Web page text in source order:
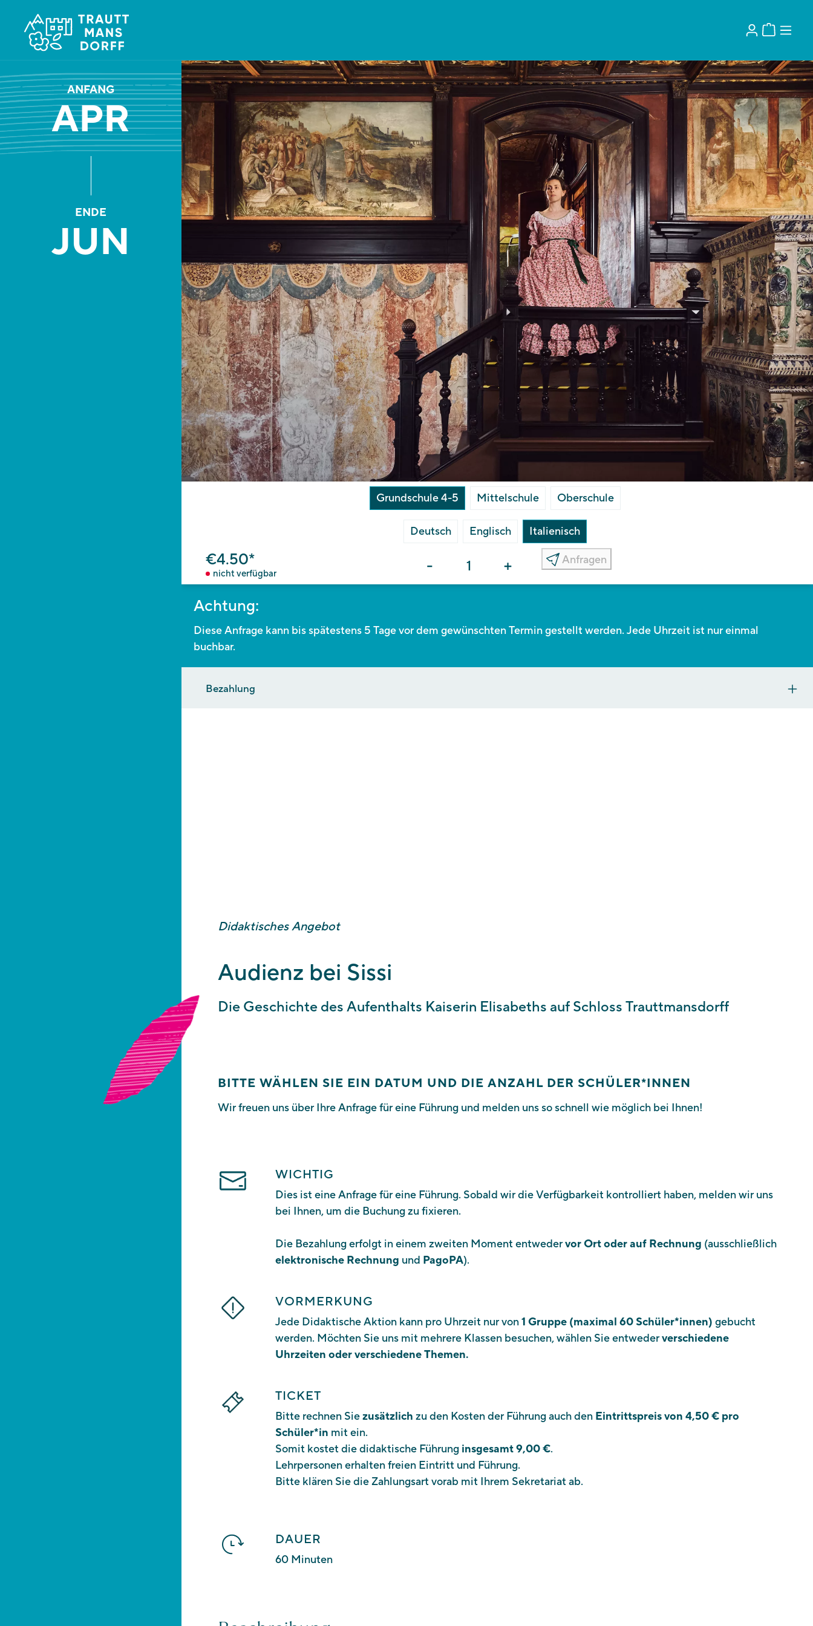
ANFANG
APR
ENDE
JUN
Didaktisches Angebot
Audienz bei Sissi
Die Geschichte des Aufenthalts Kaiserin Elisabeths auf Schloss Trauttmansdorff
BITTE WÄHLEN SIE EIN DATUM UND DIE ANZAHL DER SCHÜLER*INNEN
Wir freuen uns über Ihre Anfrage für eine Führung und melden uns so schnell wie möglich bei Ihnen!
WICHTIG
Dies ist eine Anfrage für eine Führung. Sobald wir die Verfügbarkeit kontrolliert haben, melden wir uns
bei Ihnen, um die Buchung zu fixieren.
Die Bezahlung erfolgt in einem zweiten Moment entwedervor Ort oder auf Rechnung (ausschließlich
elektronische Rechnung und PagoPA).
VORMERKUNG
Jede Didaktische Aktion kann pro Uhrzeit nur von1 Gruppe (maximal 60 Schüler*innen) gebucht
werden. Möchten Sie uns mit mehrere Klassen besuchen, wählen Sie entwederverschiedene
Uhrzeiten oder verschiedene Themen.
TICKET
Bitte rechnen Siezusätzlich zu den Kosten der Führung auch den Eintrittspreis von 4,50 € pro
Schüler*in mit ein.
Somit kostet die didaktische Führung insgesamt 9,00 €.
Lehrpersonen erhalten freien Eintritt und Führung.
Bitte klären Sie die Zahlungsart vorab mit Ihrem Sekretariat ab.
DAUER
60 Minuten
Grundschule 4-5 Mittelschule Oberschule
Deutsch Englisch Italienisch
€4.50*
nicht verfügbar - + Anfragen
Achtung:
Diese Anfrage kann bis spätestens 5 Tage vor dem gewünschten Termin gestellt werden. Jede Uhrzeit ist nur einmal
buchbar.
Bezahlung